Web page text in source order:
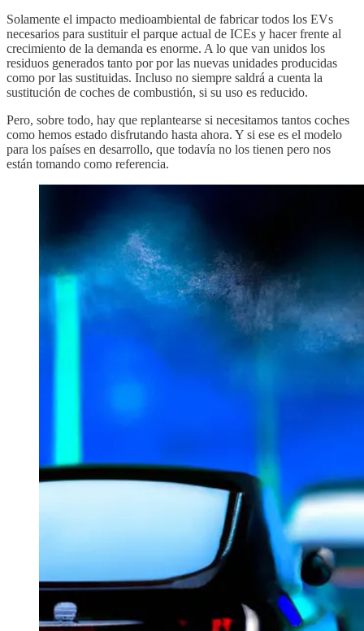
Solamente el impacto medioambiental de fabricar todos los EVs
necesarios para sustituir el parque actual de ICEs y hacer frente al
crecimiento de la demanda es enorme. A lo que van unidos los
residuos generados tanto por por las nuevas unidades producidas
como por las sustituidas. Incluso no siempre saldrá a cuenta la
sustitución de coches de combustión, si su uso es reducido.
Pero, sobre todo, hay que replantearse si necesitamos tantos coches
como hemos estado disfrutando hasta ahora. Y si ese es el modelo
para los países en desarrollo, que todavía no los tienen pero nos
están tomando como referencia.